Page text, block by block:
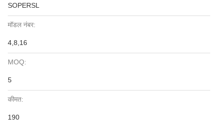
SOPERSL
मॉडल नंबर:
4,8,16
MOQ:
5
कीमत:
190